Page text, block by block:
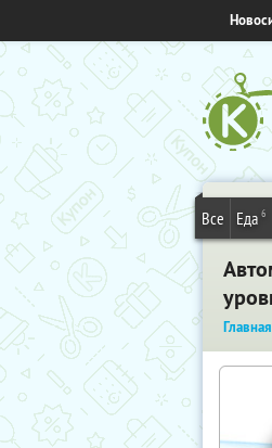
Все Еда 6
Главная